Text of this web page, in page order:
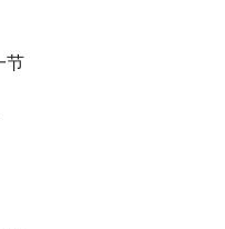
节